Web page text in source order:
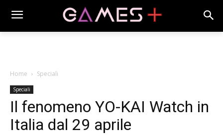
Home Speciali
Speciali
Il fenomeno YO-KAI Watch in
Italia dal 29 aprile